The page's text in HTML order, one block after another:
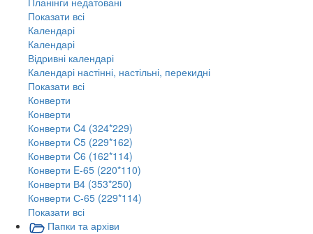
Показати всі
Календарі
Календарі
Відривні календарі
Календарі настінні, настільні, перекидні
Показати всі
Конверти
Конверти
Конверти C4 (324*229)
Конверти C5 (229*162)
Конверти C6 (162*114)
Конверти E-65 (220*110)
Конверти В4 (353*250)
Конверти С-65 (229*114)
Показати всі
Папки та архіви